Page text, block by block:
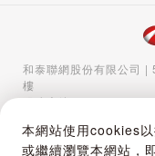
本網站使用cookies
或繼續瀏覽本網站，
和泰聯網股份有限公司
樓
服務專線：02-5570-
Copyright © 2024